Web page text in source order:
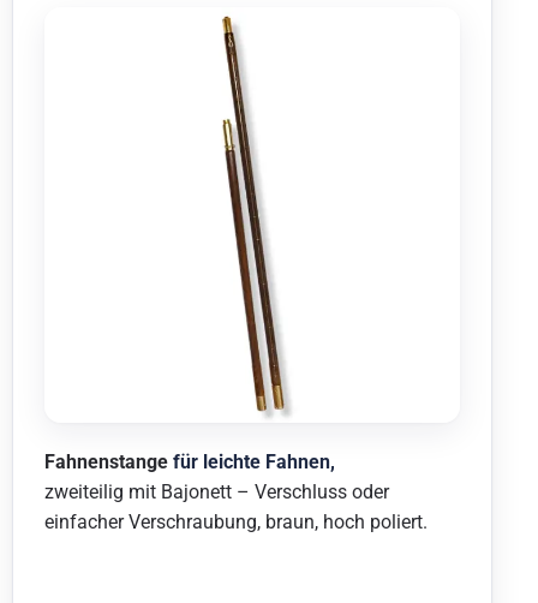
Fahnenstange für leichte Fahnen,
zweiteilig mit Bajonett – Verschluss oder
einfacher Verschraubung, braun, hoch poliert.